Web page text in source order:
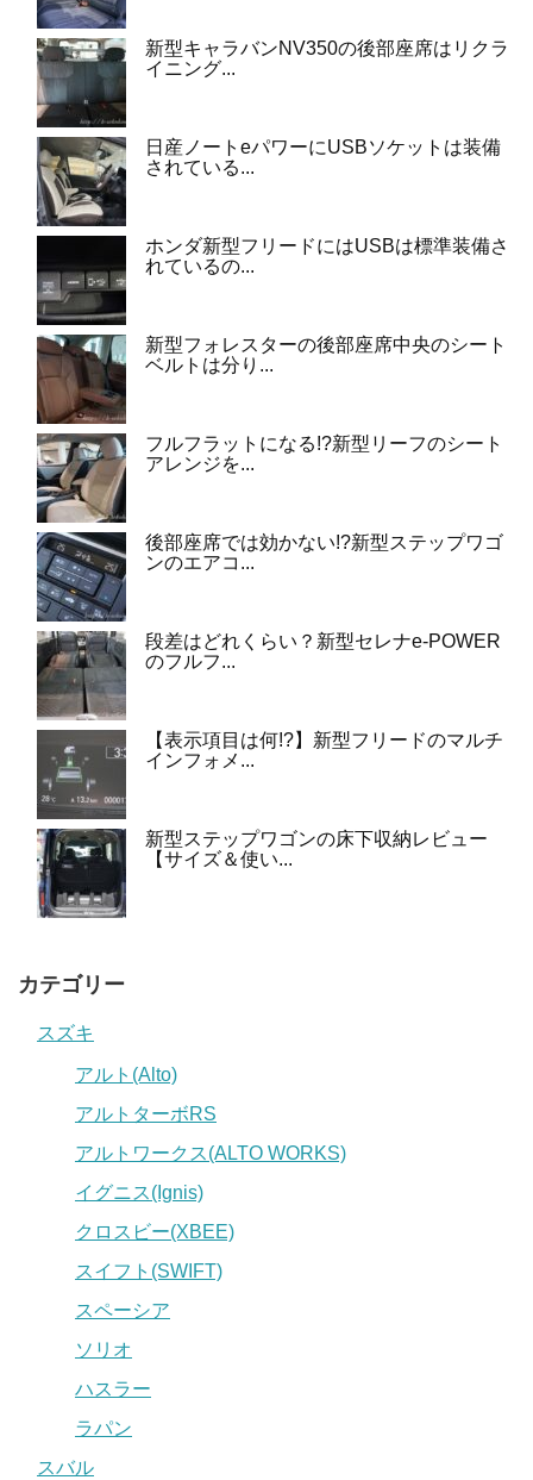
新型キャラバンNV350の後部座席はリクラ
イニング...
日産ノートeパワーにUSBソケットは装備
されている...
ホンダ新型フリードにはUSBは標準装備さ
れているの...
新型フォレスターの後部座席中央のシート
ベルトは分り...
フルフラットになる!?新型リーフのシート
アレンジを...
後部座席では効かない!?新型ステップワゴ
ンのエアコ...
段差はどれくらい？新型セレナe-POWER
のフルフ...
【表示項目は何!?】新型フリードのマルチ
インフォメ...
新型ステップワゴンの床下収納レビュー
【サイズ＆使い...
カテゴリー
スズキ
アルト(Alto)
アルトターボRS
アルトワークス(ALTO WORKS)
イグニス(Ignis)
クロスビー(XBEE)
スイフト(SWIFT)
スペーシア
ソリオ
ハスラー
ラパン
スバル